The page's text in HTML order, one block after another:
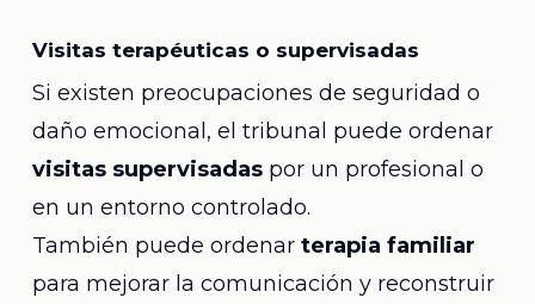
Visitas terapéuticas o supervisadas
Si existen preocupaciones de seguridad o
daño emocional, el tribunal puede ordenar
visitas supervisadaspor un profesional o
en un entorno controlado.
También puede ordenar terapia familiar
para mejorar la comunicación y reconstruir